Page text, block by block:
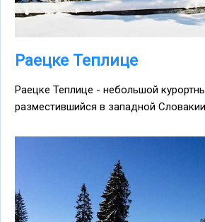
Раецке Теплице
Раецке Теплице - небольшой
разместившийся в западной